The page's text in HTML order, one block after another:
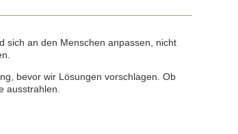
sich an den Menschen anpassen, nicht
bevor wir Lösungen vorschlagen. Ob
ausstrahlen.